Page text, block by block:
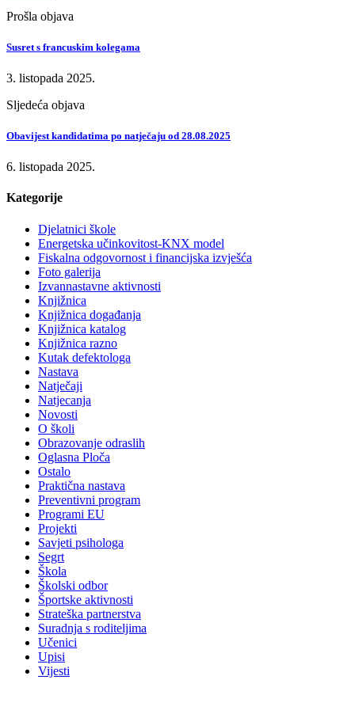
Prošla objava
Susret s francuskim kolegama
3. listopada 2025.
Sljedeća objava
Obavijest kandidatima po natječaju od 28.08.2025
6. listopada 2025.
Kategorije
Djelatnici škole
Energetska učinkovitost-KNX model
Fiskalna odgovornost i financijska izvješća
Foto galerija
Izvannastavne aktivnosti
Knjižnica
Knjižnica događanja
Knjižnica katalog
Knjižnica razno
Kutak defektologa
Nastava
Natječaji
Natjecanja
Novosti
O školi
Obrazovanje odraslih
Oglasna Ploča
Ostalo
Praktična nastava
Preventivni program
Programi EU
Projekti
Savjeti psihologa
Segrt
Škola
Školski odbor
Športske aktivnosti
Strateška partnerstva
Suradnja s roditeljima
Učenici
Upisi
Vijesti